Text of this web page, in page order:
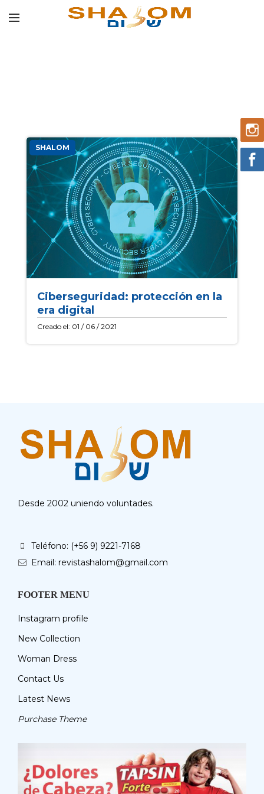
SHALOM
Ciberseguridad: protección en la
era digital
Creado el: 01 / 06 / 2021
Desde 2002 uniendo voluntades.
Teléfono: (+56 9) 9221-7168
Email: revistashalom@gmail.com
FOOTER MENU
Instagram profile
New Collection
Woman Dress
Contact Us
Latest News
Purchase Theme